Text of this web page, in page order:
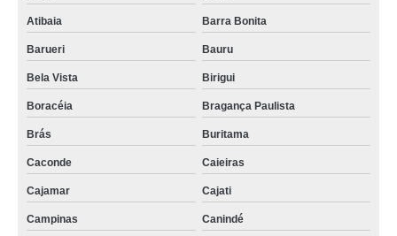
Atibaia Barra Bonita
Barueri Bauru
Bela Vista Birigui
Boracéia Bragança Paulista
Brás Buritama
Caconde Caieiras
Cajamar Cajati
Campinas Canindé